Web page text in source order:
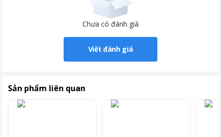
Chưa có đánh giá
Viết đánh giá
Sản phẩm liên quan